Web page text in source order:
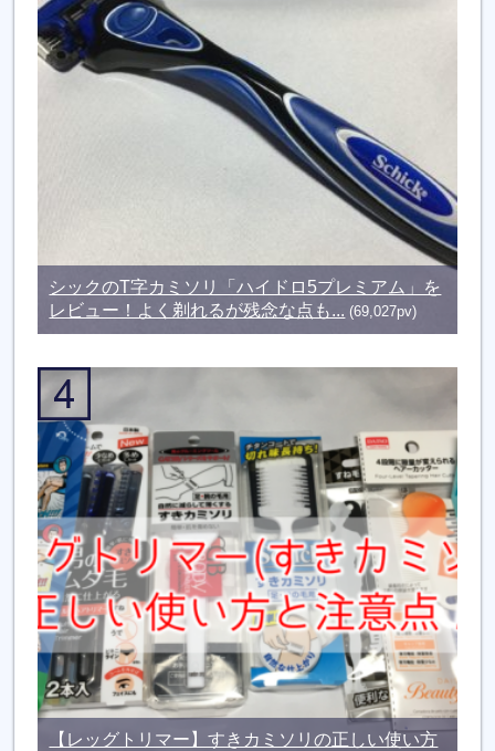
シックのT字カミソリ「ハイドロ5プレミアム」を
レビュー！よく剃れるが残念な点も... (69,027pv)
【レッグトリマー】すきカミソリの正しい使い方